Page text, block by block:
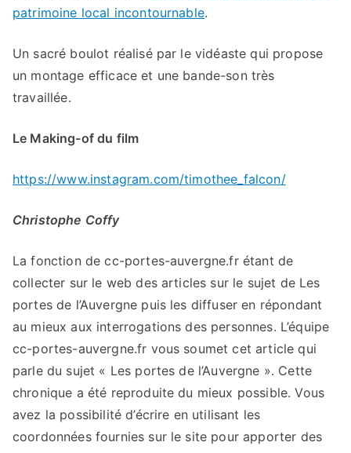
patrimoine local incontournable.
Un sacré boulot réalisé par le vidéaste qui propose
un montage efficace et une bande-son très
travaillée.
Le Making-of du film
https://www.instagram.com/timothee_falcon/
Christophe Coffy
La fonction de cc-portes-auvergne.fr étant de
collecter sur le web des articles sur le sujet de Les
portes de l’Auvergne puis les diffuser en répondant
au mieux aux interrogations des personnes. L’équipe
cc-portes-auvergne.fr vous soumet cet article qui
parle du sujet « Les portes de l’Auvergne ». Cette
chronique a été reproduite du mieux possible. Vous
avez la possibilité d’écrire en utilisant les
coordonnées fournies sur le site pour apporter des